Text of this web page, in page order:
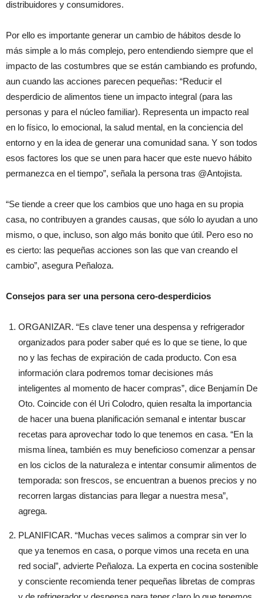
distribuidores y consumidores.
Por ello es importante generar un cambio de hábitos desde lo
más simple a lo más complejo, pero entendiendo siempre que el
impacto de las costumbres que se están cambiando es profundo,
aun cuando las acciones parecen pequeñas: “Reducir el
desperdicio de alimentos tiene un impacto integral (para las
personas y para el núcleo familiar). Representa un impacto real
en lo físico, lo emocional, la salud mental, en la conciencia del
entorno y en la idea de generar una comunidad sana. Y son todos
esos factores los que se unen para hacer que este nuevo hábito
permanezca en el tiempo”, señala la persona tras @Antojista.
“Se tiende a creer que los cambios que uno haga en su propia
casa, no contribuyen a grandes causas, que sólo lo ayudan a uno
mismo, o que, incluso, son algo más bonito que útil. Pero eso no
es cierto: las pequeñas acciones son las que van creando el
cambio”, asegura Peñaloza.
Consejos para ser una persona cero-desperdicios
ORGANIZAR. “Es clave tener una despensa y refrigerador
organizados para poder saber qué es lo que se tiene, lo que
no y las fechas de expiración de cada producto. Con esa
información clara podremos tomar decisiones más
inteligentes al momento de hacer compras”, dice Benjamín De
Oto. Coincide con él Uri Colodro, quien resalta la importancia
de hacer una buena planificación semanal e intentar buscar
recetas para aprovechar todo lo que tenemos en casa. “En la
misma línea, también es muy beneficioso comenzar a pensar
en los ciclos de la naturaleza e intentar consumir alimentos de
temporada: son frescos, se encuentran a buenos precios y no
recorren largas distancias para llegar a nuestra mesa”,
agrega.
PLANIFICAR. “Muchas veces salimos a comprar sin ver lo
que ya tenemos en casa, o porque vimos una receta en una
red social”, advierte Peñaloza. La experta en cocina sostenible
y consciente recomienda tener pequeñas libretas de compras